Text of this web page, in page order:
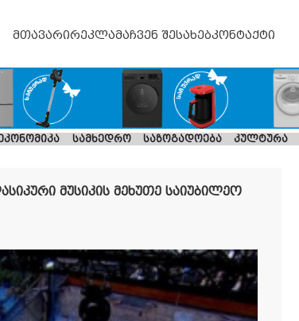
მთავარირეკლამაჩვენ შესახებკონტაქტი
სამხედრო საზოგადოება კულტურა
მუსიკის მეხუთე საიუბილეო